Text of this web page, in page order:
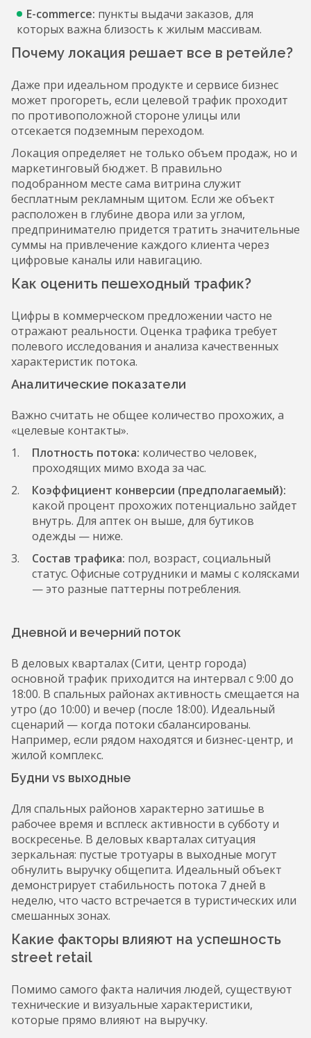
E-commerce: пункты выдачи заказов, для
которых важна близость к жилым массивам.
Почему локация решает все в ретейле?
Даже при идеальном продукте и сервисе бизнес
может прогореть, если целевой трафик проходит
по противоположной стороне улицы или
отсекается подземным переходом.
Локация определяет не только объем продаж, но и
маркетинговый бюджет. В правильно
подобранном месте сама витрина служит
бесплатным рекламным щитом. Если же объект
расположен в глубине двора или за углом,
предпринимателю придется тратить значительные
суммы на привлечение каждого клиента через
цифровые каналы или навигацию.
Как оценить пешеходный трафик?
Цифры в коммерческом предложении часто не
отражают реальности. Оценка трафика требует
полевого исследования и анализа качественных
характеристик потока.
Аналитические показатели
Важно считать не общее количество прохожих, а
«целевые контакты».
Плотность потока: количество человек,
проходящих мимо входа за час.
Коэффициент конверсии (предполагаемый):
какой процент прохожих потенциально зайдет
внутрь. Для аптек он выше, для бутиков
одежды — ниже.
Состав трафика: пол, возраст, социальный
статус. Офисные сотрудники и мамы с колясками
— это разные паттерны потребления.
Дневной и вечерний поток
В деловых кварталах (Сити, центр города)
основной трафик приходится на интервал с 9:00 до
18:00. В спальных районах активность смещается на
утро (до 10:00) и вечер (после 18:00). Идеальный
сценарий — когда потоки сбалансированы.
Например, если рядом находятся и бизнес-центр, и
жилой комплекс.
Будни vs выходные
Для спальных районов характерно затишье в
рабочее время и всплеск активности в субботу и
воскресенье. В деловых кварталах ситуация
зеркальная: пустые тротуары в выходные могут
обнулить выручку общепита. Идеальный объект
демонстрирует стабильность потока 7 дней в
неделю, что часто встречается в туристических или
смешанных зонах.
Какие факторы влияют на успешность
street retail
Помимо самого факта наличия людей, существуют
технические и визуальные характеристики,
которые прямо влияют на выручку.